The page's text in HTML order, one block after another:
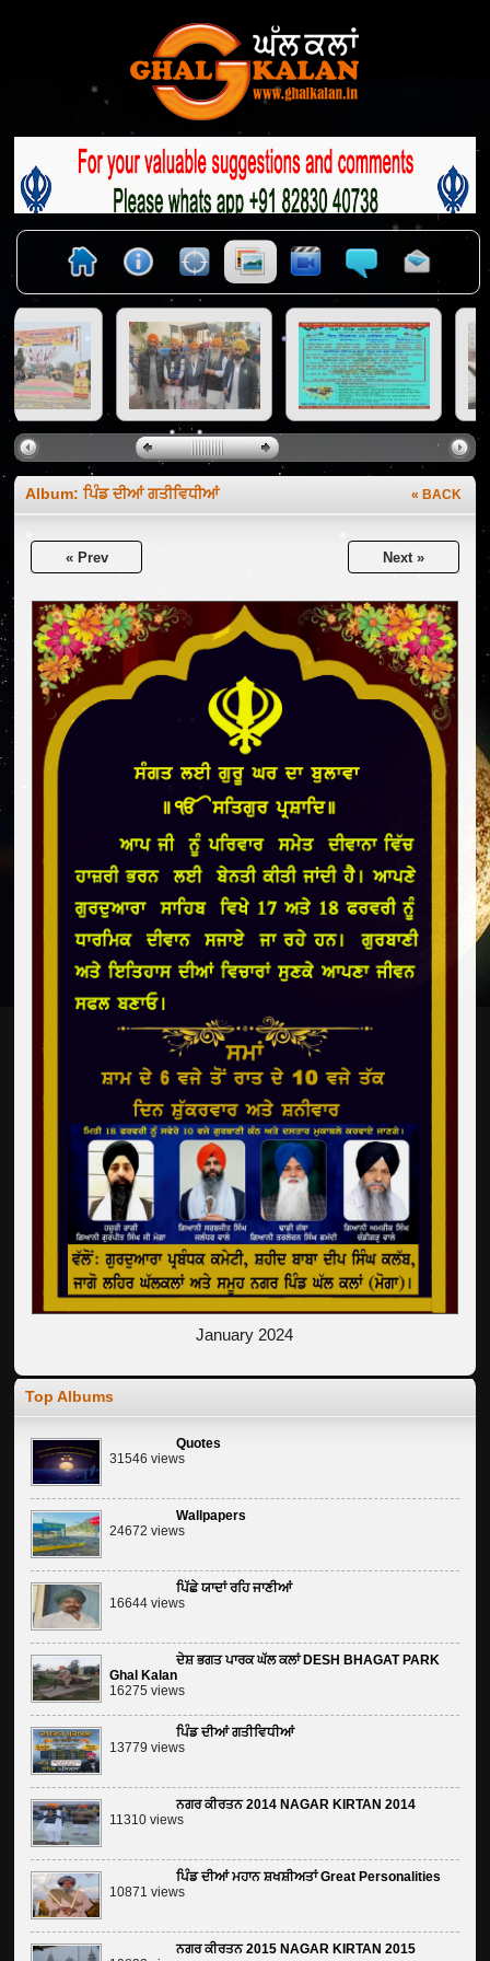
« BACK
Album:ਪਿੰਡ ਦੀਆਂ ਗਤੀਵਿਧੀਆਂ
« Prev Next »
January 2024
Top Albums
Quotes
31546 views
Wallpapers
24672 views
ਪਿੱਛੇ ਯਾਦਾਂ ਰਹਿ ਜਾਣੀਆਂ
16644 views
ਦੇਸ਼ ਭਗਤ ਪਾਰਕ ਘੱਲ ਕਲਾਂ DESH BHAGAT PARK
Ghal Kalan
16275 views
ਪਿੰਡ ਦੀਆਂ ਗਤੀਵਿਧੀਆਂ
13779 views
ਨਗਰ ਕੀਰਤਨ 2014 NAGAR KIRTAN 2014
11310 views
ਪਿੰਡ ਦੀਆਂ ਮਹਾਨ ਸ਼ਖਸ਼ੀਅਤਾਂ Great Personalities
10871 views
ਨਗਰ ਕੀਰਤਨ 2015 NAGAR KIRTAN 2015